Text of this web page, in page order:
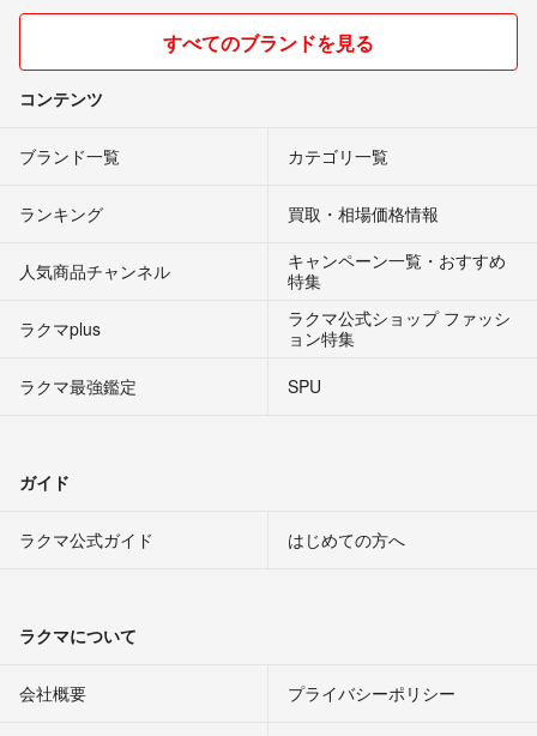
すべてのブランドを見る
コンテンツ
ブランド一覧 カテゴリ一覧
ランキング 買取・相場価格情報
人気商品チャンネル
キャンペーン一覧・おすすめ
特集
ラクマplus
ラクマ公式ショップ ファッシ
ョン特集
ラクマ最強鑑定
SPU
ガイド
ラクマ公式ガイド はじめての方へ
ラクマについて
会社概要 プライバシーポリシー